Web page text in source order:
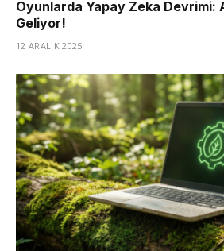
Oyunlarda Yapay Zeka Devrimi:
Geliyor!
12 ARALIK 2025